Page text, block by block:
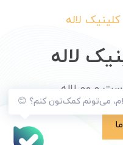
می‌تونم کمک‌تون کنم؟ 😊
کلینیک لاله
لاله
و مو لاله